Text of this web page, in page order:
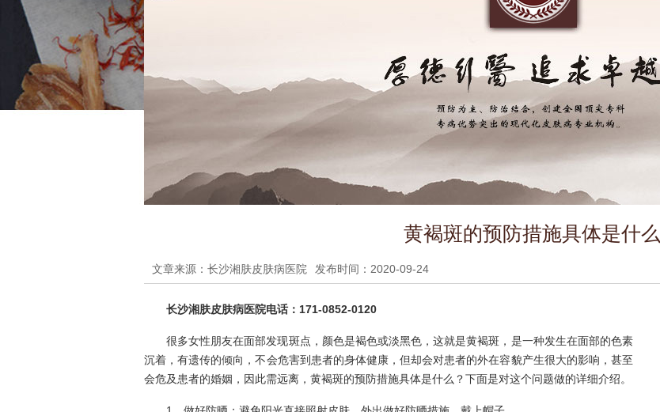
黄褐斑的预防措施具体是什么
文章来源：长沙湘肤皮肤病医院 发布时间：2020-09-24
长沙湘肤皮肤病医院电话：171-0852-0120
很多女性朋友在面部发现斑点，颜色是褐色或淡黑色，这就是黄褐斑，是一种发生在面部的色素
沉着，有遗传的倾向，不会危害到患者的身体健康，但却会对患者的外在容貌产生很大的影响，甚至
会危及患者的婚姻，因此需远离，黄褐斑的预防措施具体是什么？下面是对这个问题做的详细介绍。